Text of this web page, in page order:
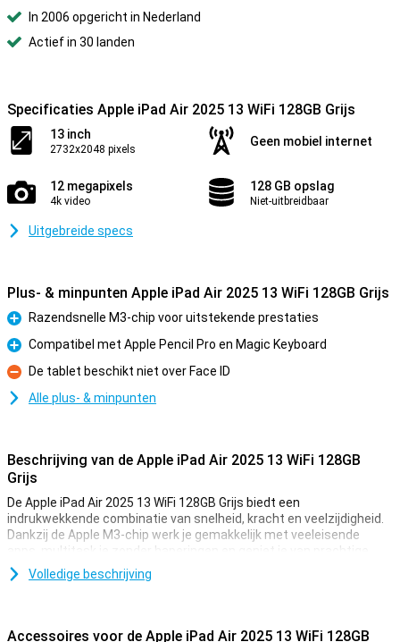
In 2006 opgericht in Nederland
Actief in 30 landen
Specificaties Apple iPad Air 2025 13 WiFi 128GB Grijs
13 inch
2732x2048 pixels
Geen mobiel internet
12 megapixels
4k video
128 GB opslag
Niet-uitbreidbaar
Uitgebreide specs
Plus- & minpunten Apple iPad Air 2025 13 WiFi 128GB Grijs
Pluspunt
Razendsnelle M3-chip voor uitstekende prestaties
Pluspunt
Compatibel met Apple Pencil Pro en Magic Keyboard
Minpunt
De tablet beschikt niet over Face ID
Alle plus- & minpunten
Beschrijving van de Apple iPad Air 2025 13 WiFi 128GB
Grijs
De Apple iPad Air 2025 13 WiFi 128GB Grijs biedt een
indrukwekkende combinatie van snelheid, kracht en veelzijdigheid.
Dankzij de Apple M3-chip werk je gemakkelijk met veeleisende
apps, multitask je zonder haperingen en geniet je van prachtige
graphics. Het 13-inch Liquid Retina-display zorgt voor een scherp
beeld met mooie kleuren en True Tone-technologie. Werk, studeer,
Razendsnelle Apple M3-chip
Volledige beschrijving
Accessoires voor de Apple iPad Air 2025 13 WiFi 128GB